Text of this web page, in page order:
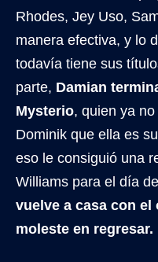
Rhodes, Jey Uso,
manera efectiva, y lo
todavía tiene sus
parte, Damian
Mysterio, quien ya
Dominik que ella es
eso le consiguió una
Williams para el día
vuelve a casa con
moleste en regresar.